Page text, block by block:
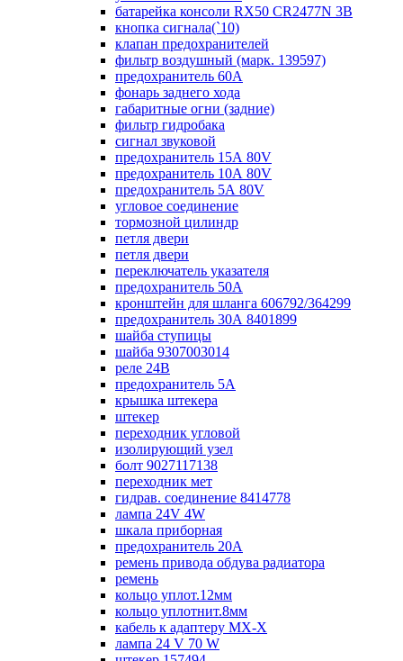
батарейка консоли RX50 CR2477N 3B
кнопка сигнала(`10)
клапан предохранителей
фильтр воздушный (марк. 139597)
предохранитель 60А
фонарь заднего хода
габаритные огни (задние)
фильтр гидробака
сигнал звуковой
предохранитель 15А 80V
предохранитель 10А 80V
предохранитель 5А 80V
угловое соединение
тормозной цилиндр
петля двери
петля двери
переключатель указателя
предохранитель 50А
кронштейн для шланга 606792/364299
предохранитель 30А 8401899
шайба ступицы
шайба 9307003014
реле 24В
предохранитель 5А
крышка штекера
штекер
переходник угловой
изолирующий узел
болт 9027117138
переходник мет
гидрав. соединение 8414778
лампа 24V 4W
шкала приборная
предохранитель 20А
ремень привода обдува радиатора
ремень
кольцо уплот.12мм
кольцо уплотнит.8мм
кабель к адаптеру МХ-Х
лампа 24 V 70 W